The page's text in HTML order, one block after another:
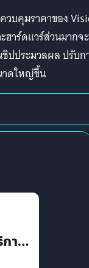
วบคุมราคาของ
ฮาร์ดแวร์ส่วนมากจะ
ปประมวลผล ปรับก
าดใหญ่ขึ้น
าร